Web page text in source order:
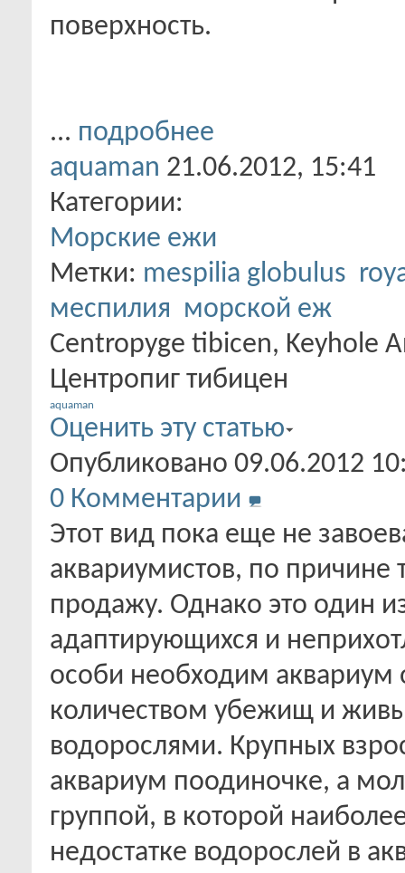
поверхность.
... подробнее
aquaman 21.06.2012, 15:41
Категории:
Морские ежи
Метки: mespilia globulus
меспилия морской еж
Centropyge tibicen, Keyhole
Центропиг тибицен
aquaman
Оценить эту статью
Опубликовано 09.06.2012
0 Комментарии
Этот вид пока еще не
аквариумистов, по причине
продажу. Однако это один
адаптирующихся и
особи необходим аквариум
количеством убежищ и
водорослями. Крупных
аквариум поодиночке, а
группой, в которой
недостатке водорослей в